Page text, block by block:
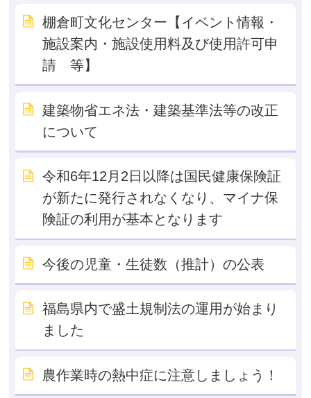
棚倉町文化センター【イベント情報・
施設案内・施設使用料及び使用許可申
請 等】
建築物省エネ法・建築基準法等の改正
について
令和6年12月2日以降は国民健康保険証
が新たに発行されなくなり、マイナ保
険証の利用が基本となります
今後の児童・生徒数（推計）の公表
福島県内で盛土規制法の運用が始まり
ました
農作業時の熱中症に注意しましょう！